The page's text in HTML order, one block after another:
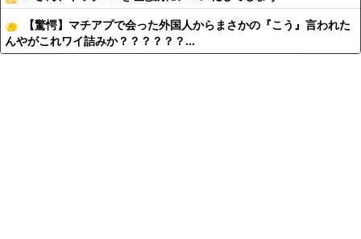
【驚愕】マチアプで会った外国人からまさかの『こう』言われた
んやがこれワイ詰みか？？？？？？...